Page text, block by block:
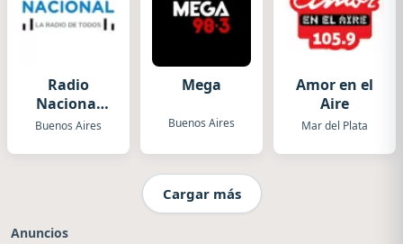
Radio
Nacional
Folklórica
Buenos Aires
Mega
Buenos Aires
Amor en el
Aire
Mar del Plata
Cargar más
Anuncios